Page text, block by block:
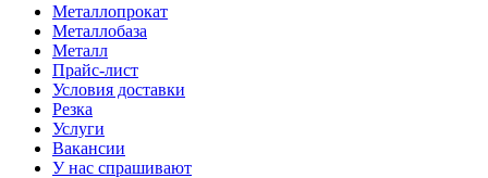
Металлопрокат
Металлобаза
Металл
Прайс-лист
Условия доставки
Резка
Услуги
Вакансии
У нас спрашивают